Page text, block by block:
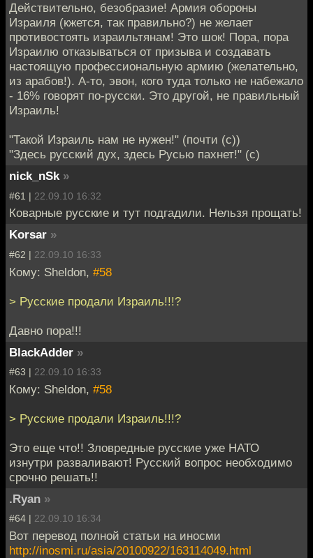
Действительно, безобразие! Армия обороны
Израиля (кжется, так правильно?) не желает
противостоять израильтянам! Это шок! Пора, пора
Израилю отказываться от призыва и создавать
настоящую профессиональную армию (желательно,
из арабов!). А-то, эвон, кого туда только не набежало
- 16% говорят по-русски. Это другой, не правильный
Израиль!
"Такой Израиль нам не нужен!" (почти (с))
"Здесь русский дух, здесь Русью пахнет!" (с)
nick_nSk »
#61 | 22.09.10 16:32
Коварные русские и тут подгадили. Нельзя прощать!
Korsar »
#62 | 22.09.10 16:33
Кому: Sheldon, #58
> Русские продали Израиль!!!?
Давно пора!!!
BlackAdder »
#63 | 22.09.10 16:33
Кому: Sheldon, #58
> Русские продали Израиль!!!?
Это еще что!! Зловредные русские уже НАТО
изнутри разваливают! Русский вопрос необходимо
срочно решать!!
.Ryan »
#64 | 22.09.10 16:34
Вот перевод полной статьи на иносми
http://inosmi.ru/asia/20100922/163114049.html